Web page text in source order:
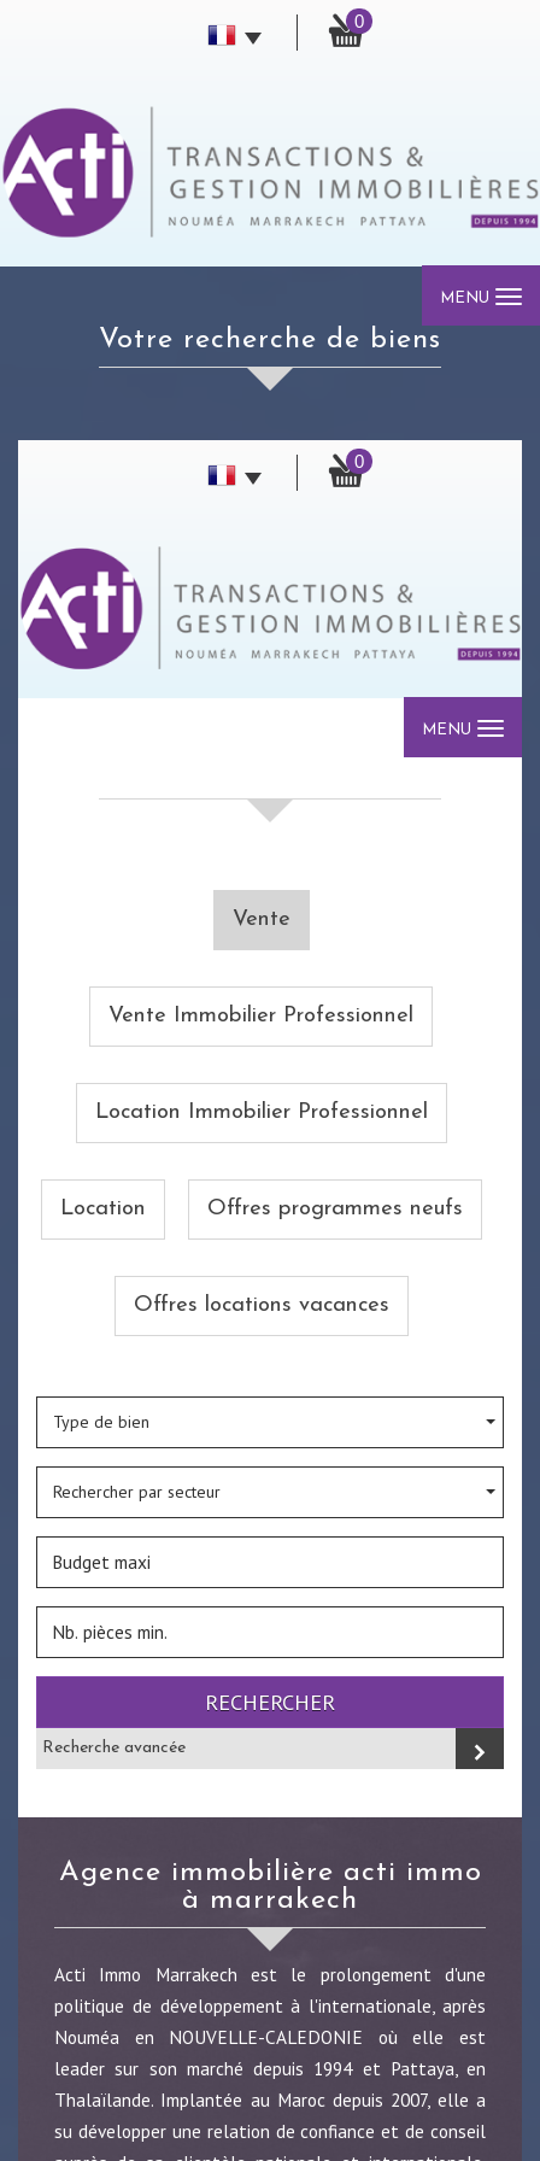
0
MENU
votre recherche de biens
0
MENU
Vente
Vente Immobilier Professionnel
Location Immobilier Professionnel
Location Offres programmes neufs
Offres locations vacances
Type de bien
Rechercher par secteur
RECHERCHER
Recherche avancée
agence immobilière acti immo
à marrakech
Acti Immo Marrakech est le prolongement d'une
politique de développement à l'internationale, après
Nouméa en NOUVELLE-CALEDONIE où elle est
leader sur son marché depuis 1994 et Pattaya, en
Thalaïlande. Implantée au Maroc depuis 2007, elle a
su développer une relation de confiance et de conseil